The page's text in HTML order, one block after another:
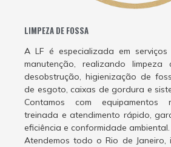
LIMPEZA DE FOSSA
A LF é especializada em
manutenção, realizando limpeza
desobstrução, higienização de
de esgoto, caixas de gordura e
Contamos com equipamentos
treinada e atendimento rápido,
eficiência e conformidade ambiental.
Atendemos todo o Rio de Janeiro,